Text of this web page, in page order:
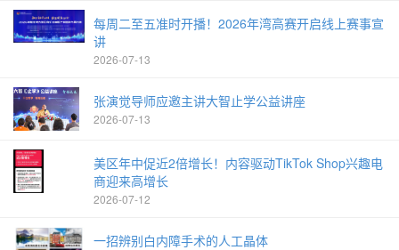
每周二至五准时开播！2026年湾高赛开启线上赛事宣
讲
2026-07-13
张演觉导师应邀主讲大智止学公益讲座
2026-07-13
美区年中促近2倍增长！内容驱动TikTok Shop兴趣电
商迎来高增长
2026-07-12
一招辨别白内障手术的人工晶体